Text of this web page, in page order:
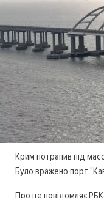
Крим потрапив під
Було вражено порт